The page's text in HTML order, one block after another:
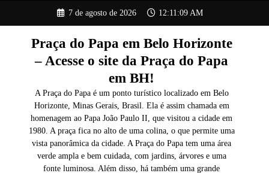
o
7 de agosto de 2026 12:11:11 AM
Praça do Papa em Belo Horizonte
– Acesse o site da Praça do Papa
em BH!
A Praça do Papa é um ponto turístico localizado em Belo
Horizonte, Minas Gerais, Brasil. Ela é assim chamada em
homenagem ao Papa João Paulo II, que visitou a cidade em
1980. A praça fica no alto de uma colina, o que permite uma
vista panorâmica da cidade. A Praça do Papa tem uma área
verde ampla e bem cuidada, com jardins, árvores e uma
fonte luminosa. Além disso, há também uma grande